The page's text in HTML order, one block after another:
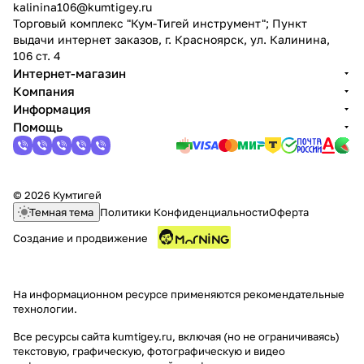
kalinina106@kumtigey.ru
Торговый комплекс "Кум-Тигей инструмент"; Пункт
выдачи интернет заказов, г. Красноярск, ул. Калинина,
106 ст. 4
Интернет-магазин
Компания
Информация
Помощь
© 2026 Кумтигей
Темная тема Политики КонфиденциальностиОферта
Создание и продвижение
На информационном ресурсе применяются рекомендательные
технологии.
Все ресурсы сайта kumtigey.ru, включая (но не ограничиваясь)
текстовую, графическую, фотографическую и видео